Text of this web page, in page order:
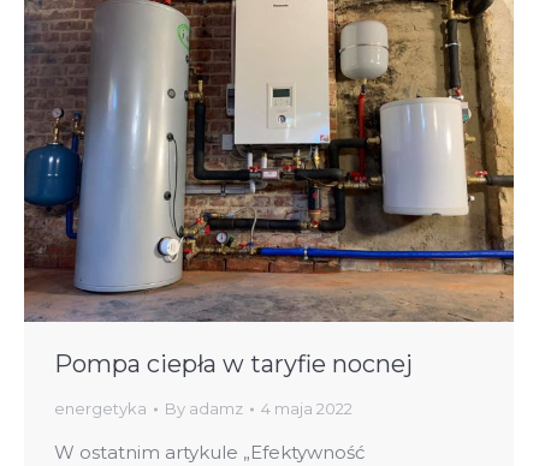
Pompa ciepła w taryfie nocnej
energetyka By adamz 4 maja 2022
W ostatnim artykule „Efektywność